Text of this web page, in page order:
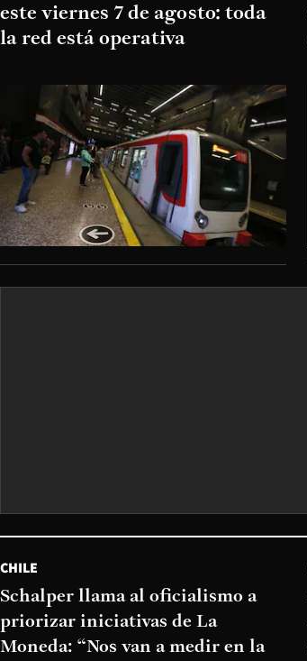
este viernes 7 de agosto: toda
la red está operativa
CHILE
Schalper llama al oficialismo a
priorizar iniciativas de La
Moneda: “Nos van a medir en la